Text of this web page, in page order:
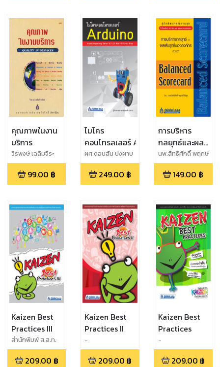
คุณภาพในงาน
บริการ
วีรพงษ์ เฉลิมจิระ
รัตน์
99.00 ฿
ไมโคร
คอนโทรลเลอร์ Arduino
ผศ.ดอนสัน ปงผาบ
249.00 ฿
การบริหาร
กลยุทธ์และผล
สัมฤทธิ์ของ
องค์กรด้วย
วิธี Balanced
นพ.สิทธิศักดิ์ พฤกษ์
ปิติกุล
149.00 ฿
Kaizen Best
Practices III
สำนักพิมพ์ ส.ส.ท.
TPA Publishing
209.00 ฿
Kaizen Best
Practices II
-
209.00 ฿
Kaizen Best
Practices
-
209.00 ฿